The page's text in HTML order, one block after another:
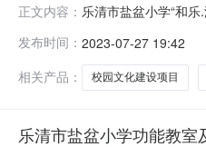
正文内容： 乐清市盐盆小学“和
人名称乐清市盐盆小
中标人将于中标通知
发布时间： 2023-07-27 19:42
相关产品：
校园文化建设项目
乐清市盐盆小学功能教